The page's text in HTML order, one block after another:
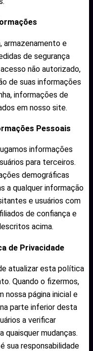
e
de segurança
não autorizado,
de suas informações
informações de
em nosso site.
Pessoais
informações
para terceiros.
demográficas
a qualquer informação
e usuários com
de confiança e
acima.
de Privacidade
atualizar esta política
Quando o fizermos,
nossa página inicial e
parte inferior desta
a verificar
quaisquer mudanças.
sua responsabilidade